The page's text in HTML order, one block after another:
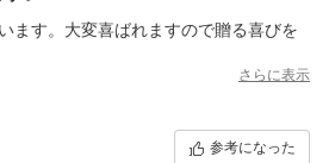
ます。大変喜ばれますので贈る喜びを
さらに表示
参考になった